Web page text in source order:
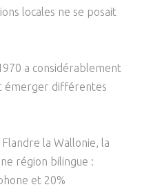
locales ne se posait
a considérablement
émerger différentes
la Wallonie, la
région bilingue :
et 20%